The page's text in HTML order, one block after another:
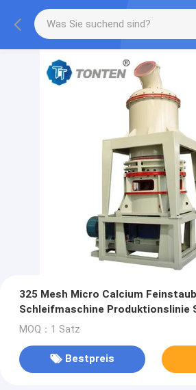
325 Mesh Micro Calcium
Schleifmaschine Produktionslinie
Mühle
MOQ：1 Satz
Bestpreis